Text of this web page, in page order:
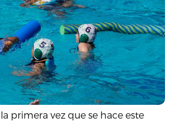
primera vez que se hace este